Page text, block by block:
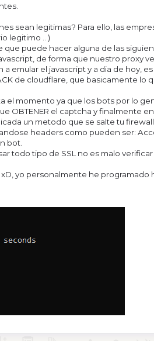
sean legitimas? Para ello, las
legitimo .. )
que puede hacer alguna de las
de forma que nuestro proxy
el javascript y a dia de hoy,
de cloudflare, que basicamente lo
el momento ya que los bots por lo
el captcha y finalmente
un metodo que se salte tu firewall.
headers como pueden ser:
bot.
todo tipo de SSL no es malo verificar
yo personalmente he programado